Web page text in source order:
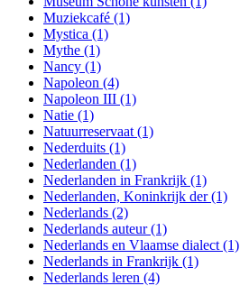
Muziekcafé (1)
Mystica (1)
Mythe (1)
Nancy (1)
Napoleon (4)
Napoleon III (1)
Natie (1)
Natuurreservaat (1)
Nederduits (1)
Nederlanden (1)
Nederlanden in Frankrijk (1)
Nederlanden, Koninkrijk der(1)
Nederlands (2)
Nederlands auteur(1)
Nederlands en Vlaamse dialect (1)
Nederlands in Frankrijk (1)
Nederlands leren (4)